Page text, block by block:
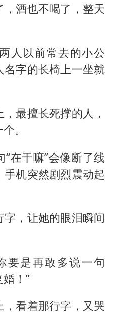
酒也不喝了，整天
人以前常去的小公
名字的长椅上一坐就
最擅长死撑的人，
。
在干嘛”会像断了线
机突然剧烈震动起
字，让她的眼泪瞬间
要是再敢多说一句
！”
看着那行字，又哭